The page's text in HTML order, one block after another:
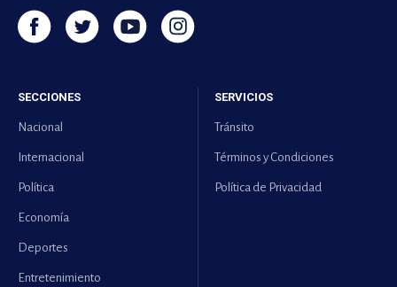
SECCIONES
Nacional
Internacional
Política
Economía
Deportes
Entretenimiento
SERVICIOS
Tránsito
Términos y Condiciones
Política de Privacidad